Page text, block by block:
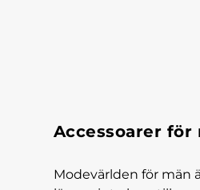
Accessoarer
Modevärlden för män